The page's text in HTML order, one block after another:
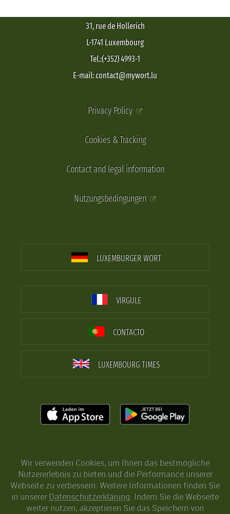
31, rue de Hollerich
L-1741 Luxembourg
Tel.:(+352) 4993-1
E-mail: contact@mywort.lu
Privacy Policy
Cookies & Tracking
Contact and legal information
Nutzungsbedingungen
LUXEMBURGER WORT
VIRGULE
CONTACTO
LUXEMBOURG TIMES
Wir verwenden Cookies, um Ihnen das bestmögliche
Nutzererlebnis zu bieten und die Performance unserer
Webseite zu verbessern. Weitere Informationen finden Sie
in unserer Datenschutzerklärung. Indem Sie die Webseite
weiter nutzen, akzeptieren Sie das Speichern von